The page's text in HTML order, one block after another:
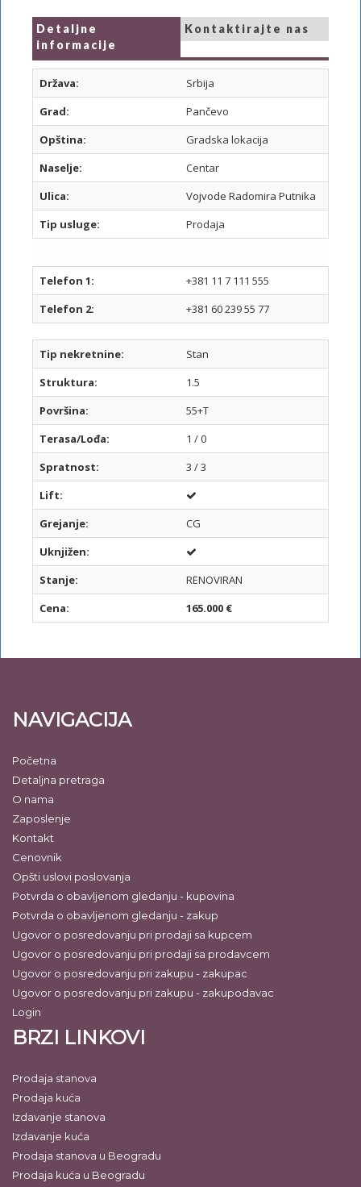
Detaljne
informacije
Kontaktirajte nas
Država:
Srbija
Grad:
Pančevo
Opština:
Gradska lokacija
Naselje:
Centar
Ulica:
Vojvode Radomira Putnika
Tip usluge:
Prodaja
Telefon 1:
+381 11 7 111 555
Telefon 2:
+381 60 239 55 77
Tip nekretnine:
Stan
Struktura:
1.5
Površina:
55+T
Terasa/Lođa:
1 / 0
Spratnost:
3 / 3
Lift:
Grejanje:
CG
Uknjižen:
Stanje:
RENOVIRAN
Cena:
165.000 €
NAVIGACIJA
Početna
Detaljna pretraga
O nama
Zaposlenje
Kontakt
Cenovnik
Opšti uslovi poslovanja
Potvrda o obavljenom gledanju - kupovina
Potvrda o obavljenom gledanju - zakup
Ugovor o posredovanju pri prodaji sa kupcem
Ugovor o posredovanju pri prodaji sa prodavcem
Ugovor o posredovanju pri zakupu - zakupac
Ugovor o posredovanju pri zakupu - zakupodavac
Login
BRZI LINKOVI
Prodaja stanova
Prodaja kuća
Izdavanje stanova
Izdavanje kuća
Prodaja stanova u Beogradu
Prodaja kuća u Beogradu